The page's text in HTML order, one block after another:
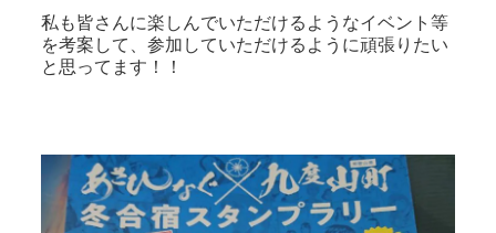
私も皆さんに楽しんでいただけるようなイベント等
を考案して、参加していただけるように頑張りたい
と思ってます！！